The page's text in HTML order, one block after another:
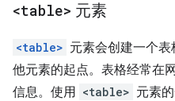
<table> 元素
<table> 元素会创建一个
他元素的起点。表格经常在
信息。使用 <table> 元素